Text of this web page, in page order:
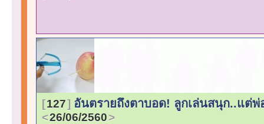
127 อันตรายถึงตาบอด! ลูกเล่นสนุก..แต่
26/06/2560